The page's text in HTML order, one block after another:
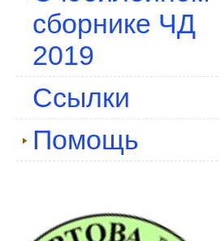
сборнике ЧД
2019
Ссылки
Помощь